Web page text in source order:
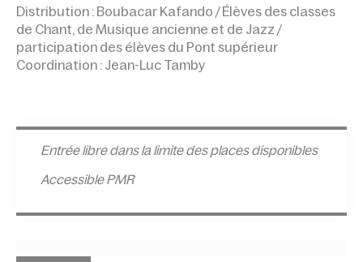
Distribution : Boubacar Kafando / Élèves des classes
de Chant, de Musique ancienne et de Jazz /
participation des élèves du Pont supérieur
Coordination : Jean-Luc Tamby
Entrée libre dans la limite des places disponibles
Accessible PMR